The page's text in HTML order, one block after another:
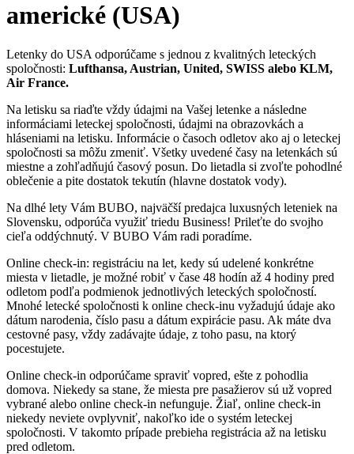
americké (USA)
Letenky do USA odporúčame s jednou z kvalitných leteckých
spoločnosti: Lufthansa, Austrian, United, SWISS alebo KLM,
Air France.
Na letisku sa riaďte vždy údajmi na Vašej letenke a následne
informáciami leteckej spoločnosti, údajmi na obrazovkách a
hláseniami na letisku. Informácie o časoch odletov ako aj o leteckej
spoločnosti sa môžu zmeniť. Všetky uvedené časy na letenkách sú
miestne a zohľadňujú časový posun. Do lietadla si zvoľte pohodlné
oblečenie a pite dostatok tekutín (hlavne dostatok vody).
Na dlhé lety Vám BUBO, najväčší predajca luxusných leteniek na
Slovensku, odporúča využiť triedu Business! Prileťte do svojho
cieľa oddýchnutý. V BUBO Vám radi poradíme.
Online check-in: registráciu na let, kedy sú udelené konkrétne
miesta v lietadle, je možné robiť v čase 48 hodín až 4 hodiny pred
odletom podľa podmienok jednotlivých leteckých spoločností.
Mnohé letecké spoločnosti k online check-inu vyžadujú údaje ako
dátum narodenia, číslo pasu a dátum expirácie pasu. Ak máte dva
cestovné pasy, vždy zadávajte údaje, z toho pasu, na ktorý
pocestujete.
Online check-in odporúčame spraviť vopred, ešte z pohodlia
domova. Niekedy sa stane, že miesta pre pasažierov sú už vopred
vybrané alebo online check-in nefunguje. Žiaľ, online check-in
niekedy neviete ovplyvniť, nakoľko ide o systém leteckej
spoločnosti. V takomto prípade prebieha registrácia až na letisku
pred odletom.